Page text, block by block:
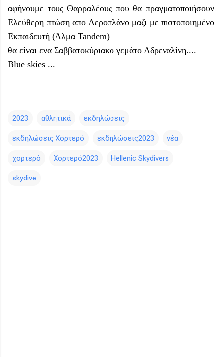
αφήνουμε τους Θαρραλέους που θα πραγματοποιήσουν
Ελεύθερη πτώση απο Αεροπλάνο μαζι με πιστοποιημένο
Εκπαιδευτή (Άλμα Tandem)
θα είναι ενα Σαββατοκύριακο γεμάτο Αδρεναλίνη....
Blue skies ...
2023 αθλητικά εκδηλώσεις
εκδηλώσεις Χορτερό εκδηλώσεις2023 νέα
χορτερό Χορτερό2023 Hellenic Skydivers
skydive